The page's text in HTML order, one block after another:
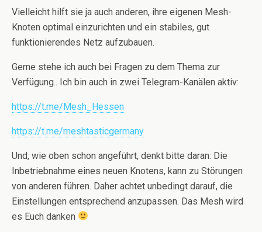
Vielleicht hilft sie ja auch anderen, ihre eigenen Mesh-
Knoten optimal einzurichten und ein stabiles, gut
funktionierendes Netz aufzubauen.
Gerne stehe ich auch bei Fragen zu dem Thema zur
Verfügung.. Ich bin auch in zwei Telegram-Kanälen aktiv:
https://t.me/Mesh_Hessen
https://t.me/meshtasticgermany
Und, wie oben schon angeführt, denkt bitte daran: Die
Inbetriebnahme eines neuen Knotens, kann zu Störungen
von anderen führen. Daher achtet unbedingt darauf, die
Einstellungen entsprechend anzupassen. Das Mesh wird
es Euch danken